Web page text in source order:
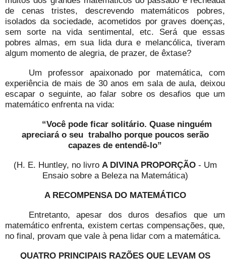
de cenas tristes, descrevendo matemáticos pobres,
isolados da sociedade, acometidos por graves doenças,
sem sorte na vida sentimental, etc. Será que essas
pobres almas, em sua lida dura e melancólica, tiveram
algum momento de alegria, de prazer, de êxtase?
Um professor apaixonado por matemática, com
experiência de mais de 30 anos em sala de aula, deixou
escapar o seguinte, ao falar sobre os desafios que um
matemático enfrenta na vida:
“Você pode ficar solitário. Quase ninguém
apreciará o seu trabalho porque poucos serão
capazes de entendê-lo”
(H. E. Huntley, no livro A DIVINA PROPORÇÃO- Um
Ensaio sobre a Beleza na Matemática)
A RECOMPENSA DO MATEMÁTICO
Entretanto, apesar dos duros desafios que um
matemático enfrenta, existem certas compensações, que,
no final, provam que vale à pena lidar com a matemática.
QUATRO PRINCIPAIS RAZÕES QUE LEVAM OS